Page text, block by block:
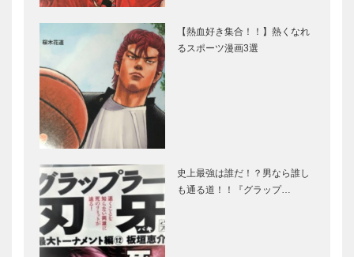
【熱血好き集合！！】熱くなれ
るスポーツ漫画3選
史上最強は誰だ！？男なら誰し
も通る道！！『グラップ…